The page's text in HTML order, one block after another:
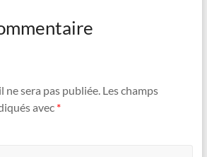
sera pas publiée. Les champs
avec *